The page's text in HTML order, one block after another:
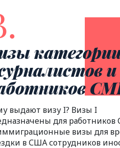
и
выдают визу I? Визы I
для
визы для
в США сотрудников